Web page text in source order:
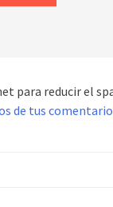
para reducir el
de tus